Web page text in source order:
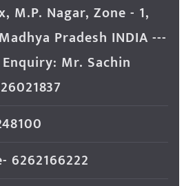
M.P. Nagar, Zone - 1,
Pradesh INDIA ---
Mr. Sachin
6262166222